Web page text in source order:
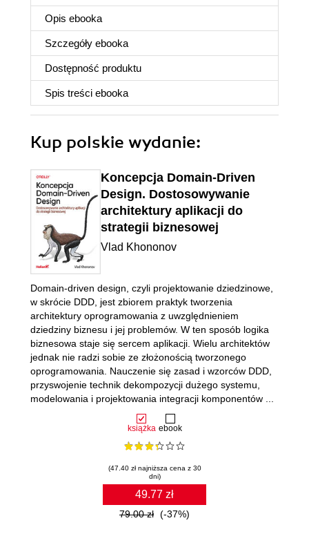
Opis ebooka
Szczegóły ebooka
Dostępność produktu
Spis treści ebooka
Kup polskie wydanie:
Koncepcja Domain-Driven
Design. Dostosowywanie
architektury aplikacji do
strategii biznesowej
Vlad Khononov
książka ebook
(47.40 zł najniższa cena z 30
dni)
49.77 zł
79.00 zł (-37%)
Domain-driven design, czyli projektowanie dziedzinowe,
w skrócie DDD, jest zbiorem praktyk tworzenia
architektury oprogramowania z uwzględnieniem
dziedziny biznesu i jej problemów. W ten sposób logika
biznesowa staje się sercem aplikacji. Wielu architektów
jednak nie radzi sobie ze złożonością tworzonego
oprogramowania. Nauczenie się zasad i wzorców DDD,
przyswojenie technik dekompozycji dużego systemu,
modelowania i projektowania integracji komponentów ...